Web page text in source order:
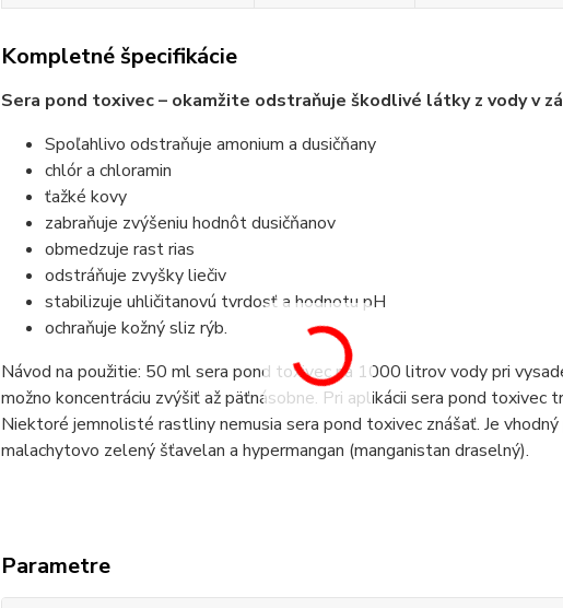
Kompletné špecifikácie
Sera pond toxivec – okamžite odstraňuje škodlivé látky z vody v
Spoľahlivo odstraňuje amonium a dusičňany
chlór a chloramin
ťažké kovy
zabraňuje zvýšeniu hodnôt dusičňanov
obmedzuje rast rias
odstráňuje zvyšky liečiv
stabilizuje uhličitanovú tvrdosť a hodnotu pH
ochraňuje kožný sliz rýb.
Návod na použitie: 50 ml sera pond toxivec na 1000 litrov vody pri
možno koncentráciu zvýšiť až päťnásobne. Pri aplikácii sera pond
Niektoré jemnolisté rastliny nemusia sera pond toxivec znášať. Je
malachytovo zelený šťavelan a hypermangan (manganistan draselný).
Parametre